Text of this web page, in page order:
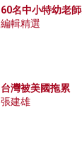
60名中小特幼老
編輯精選
台灣被美國拖累
張建雄